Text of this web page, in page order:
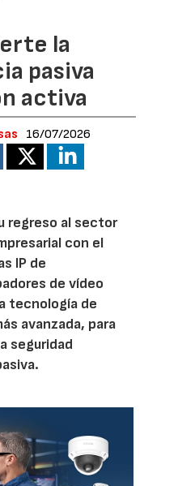
la
pasiva
activa
16/07/2026
regreso al sector
con el
IP de
de vídeo
tecnología de
avanzada, para
seguridad